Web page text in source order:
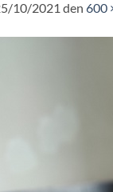
10/2021 den 600